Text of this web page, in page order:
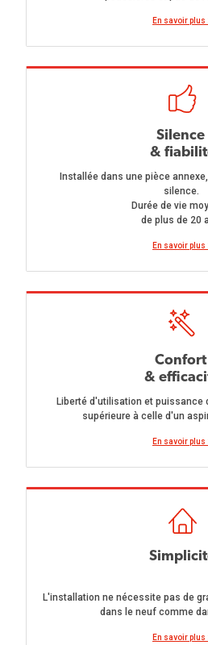
En savoir plus
Silence
&
Installée dans une pièce
silence.
Durée de vie
de plus de 20
En savoir plus
Confort
&
Liberté d'utilisation et puissance
supérieure à celle d'un
En savoir plus
L'installation ne nécessite pas de
dans le neuf comme
En savoir plus